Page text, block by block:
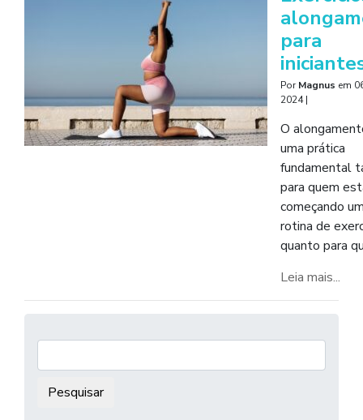
para
PorMagnus em
2024|
O
uma prática
fundamental
para quem
começando
rotina de
quanto para
Leia mais...